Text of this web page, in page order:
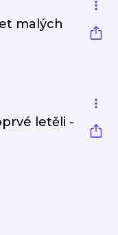
malých
letěli -